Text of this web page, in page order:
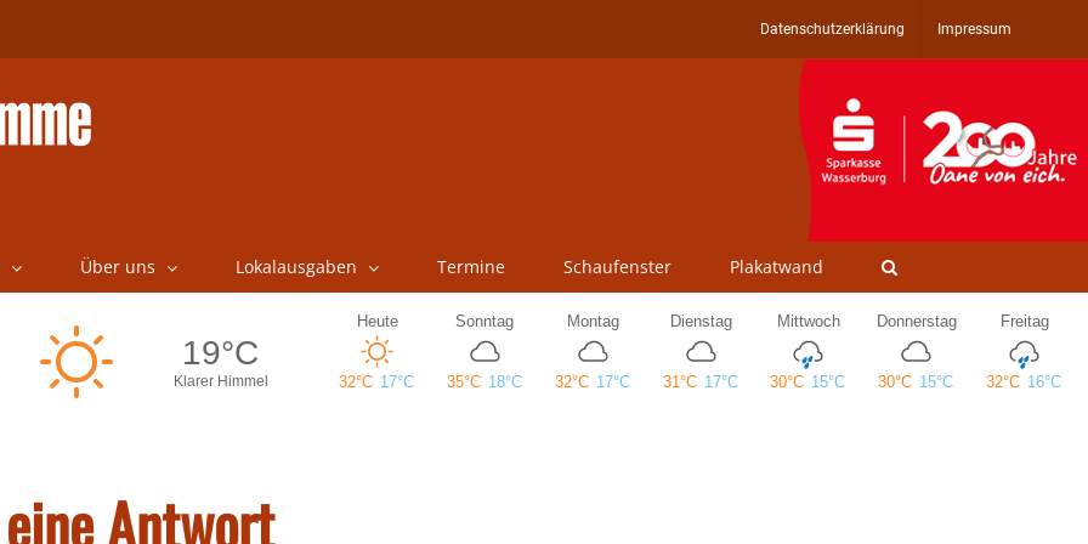
Datenschutzerklärung Impressum
Über uns Lokalausgaben Termine Schaufenster Plakatwand
Antwort